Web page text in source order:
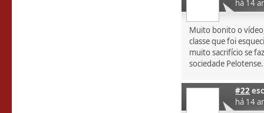
há 14
Muito bonito o
classe que foi
muito sacrifício se
sociedade
#22
há 14